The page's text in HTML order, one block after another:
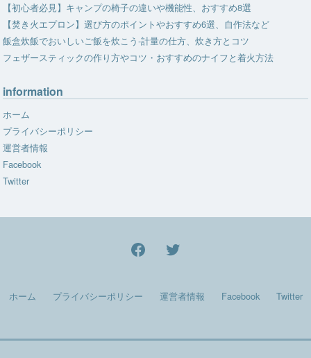
【初心者必見】キャンプの椅子の違いや機能性、おすすめ8選
【焚き火エプロン】選び方のポイントやおすすめ6選、自作法など
飯盒炊飯でおいしいご飯を炊こう-計量の仕方、炊き方とコツ
フェザースティックの作り方やコツ・おすすめのナイフと着火方法
information
ホーム
プライバシーポリシー
運営者情報
Facebook
Twitter
facebook
ホーム プライバシーポリシー 運営者情報 Facebook Twitter